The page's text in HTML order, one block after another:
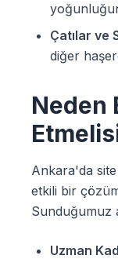
Çatılar ve
diğer
Neden
Ankara'da
etkili bir
Sunduğumuz
Uzman